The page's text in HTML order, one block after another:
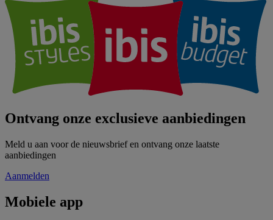
Ontvang onze exclusieve aanbiedingen
Meld u aan voor de nieuwsbrief en ontvang onze laatste
aanbiedingen
Aanmelden
Mobiele app